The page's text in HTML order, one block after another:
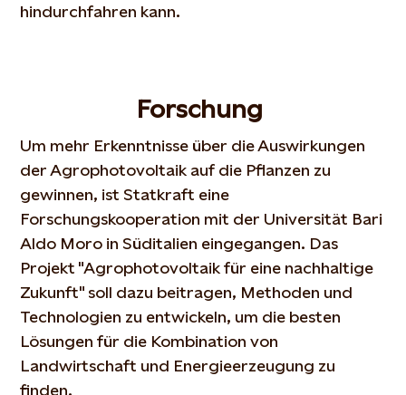
hindurchfahren kann.
Forschung
Um mehr Erkenntnisse über die Auswirkungen
der Agrophotovoltaik auf die Pflanzen zu
gewinnen, ist Statkraft eine
Forschungskooperation mit der Universität Bari
Aldo Moro in Süditalien eingegangen. Das
Projekt "Agrophotovoltaik für eine nachhaltige
Zukunft" soll dazu beitragen, Methoden und
Technologien zu entwickeln, um die besten
Lösungen für die Kombination von
Landwirtschaft und Energieerzeugung zu
finden.